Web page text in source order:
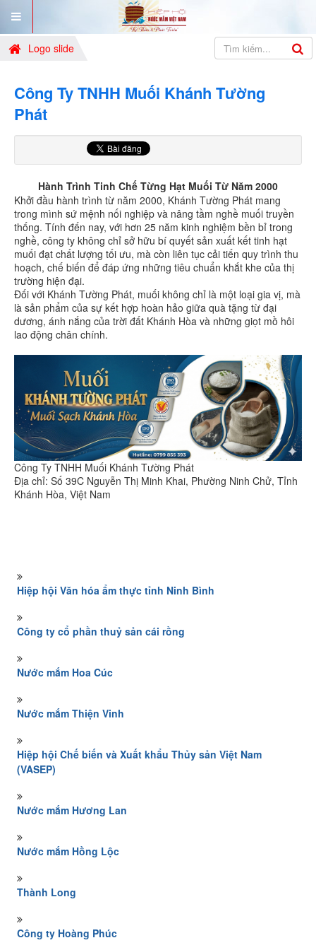
Logo slide
Công Ty TNHH Muối Khánh Tường
Phát
Hành Trình Tinh Chế Từng Hạt Muối Từ Năm 2000
Khởi đầu hành trình từ năm 2000, Khánh Tường Phát mang
trong mình sứ mệnh nối nghiệp và nâng tầm nghề muối truyền
thống. Tính đến nay, với hơn 25 năm kinh nghiệm bền bỉ trong
nghề, công ty không chỉ sở hữu bí quyết sản xuất kết tinh hạt
muối đạt chất lượng tối ưu, mà còn liên tục cải tiến quy trình thu
hoạch, chế biến để đáp ứng những tiêu chuẩn khắt khe của thị
trường hiện đại.
Đối với Khánh Tường Phát, muối không chỉ là một loại gia vị, mà
là sản phẩm của sự kết hợp hoàn hảo giữa quà tặng từ đại
dương, ánh nắng của trời đất Khánh Hòa và những giọt mồ hôi
lao động chân chính.
Công Ty TNHH Muối Khánh Tường Phát
Địa chỉ: Số 39C Nguyễn Thị Minh Khai, Phường Ninh Chử, Tỉnh
Khánh Hòa, Việt Nam
Hiệp hội Văn hóa ẩm thực tỉnh Ninh Bình
Công ty cổ phần thuỷ sản cái rồng
Nước mắm Hoa Cúc
Nước mắm Thiện Vinh
Hiệp hội Chế biến và Xuất khẩu Thủy sản Việt Nam
(VASEP)
Nước mắm Hương Lan
Nước mắm Hồng Lộc
Thành Long
Công ty Hoàng Phúc